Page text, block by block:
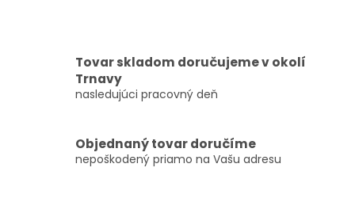
Tovar skladom doručujeme v okolí
Trnavy
nasledujúci pracovný deň
Objednaný tovar doručíme
nepoškodený priamo na Vašu adresu